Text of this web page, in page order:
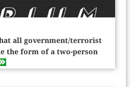
all government/terrorist
the form of a two-person